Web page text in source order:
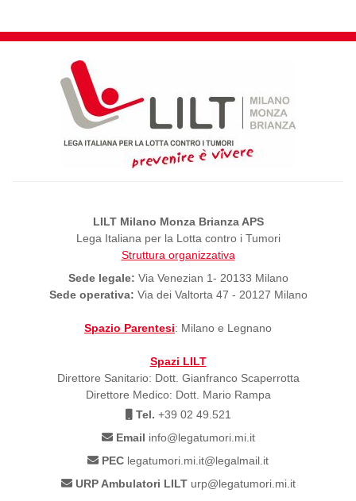
LILT Milano Monza Brianza APS
Lega Italiana per la Lotta contro i Tumori
Struttura organizzativa
Sede legale: Via Venezian 1- 20133 Milano
Sede operativa: Via dei Valtorta 47 - 20127 Milano
Spazio Parentesi: Milano e Legnano
Spazi LILT
Direttore Sanitario: Dott. Gianfranco Scaperrotta
Direttore Medico: Dott. Mario Rampa
Tel. +39 02 49.521
Email info@legatumori.mi.it
PEC legatumori.mi.it@legalmail.it
URP Ambulatori LILTurp@legatumori.mi.it